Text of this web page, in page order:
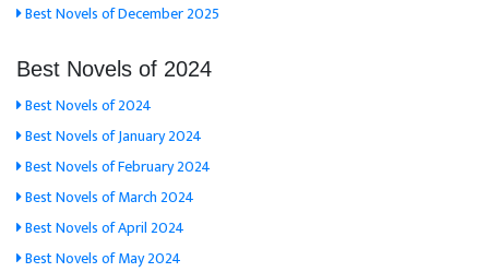
Best Novels of December 2025
Best Novels of 2024
Best Novels of 2024
Best Novels of January 2024
Best Novels of February 2024
Best Novels of March 2024
Best Novels of April 2024
Best Novels of May 2024